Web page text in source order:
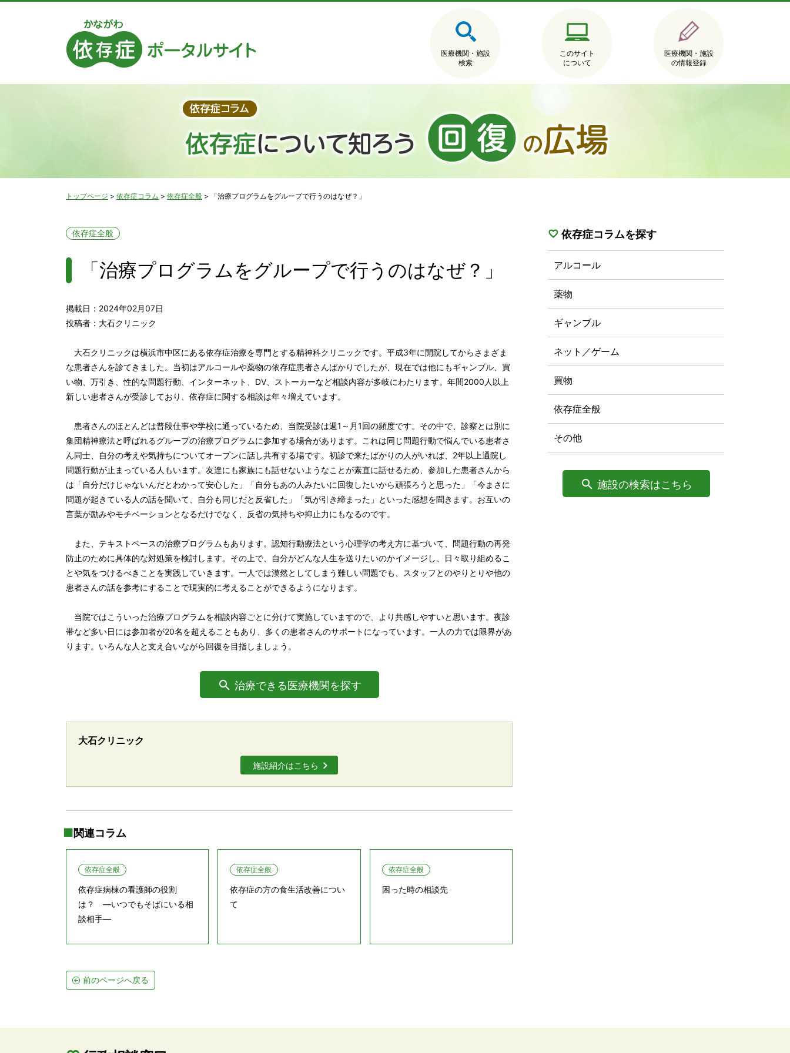
医療機関・施設
検索
このサイト
について
医療機関・施設
の情報登録
トップページ > 依存症コラム > 依存症全般 > 「治療プログラムをグループで行うのはなぜ？」
依存症全般
「治療プログラムをグループで行うのはなぜ？」
掲載日：2024年02月07日
投稿者：大石クリニック
大石クリニックは横浜市中区にある依存症治療を専門とする精神科クリニックです。平成3年に開院してからさまざま
な患者さんを診てきました。当初はアルコールや薬物の依存症患者さんばかりでしたが、現在では他にもギャンブル、買
い物、万引き、性的な問題行動、インターネット、DV、ストーカーなど相談内容が多岐にわたります。年間2000人以上
新しい患者さんが受診しており、依存症に関する相談は年々増えています。
患者さんのほとんどは普段仕事や学校に通っているため、当院受診は週1～月1回の頻度です。その中で、診察とは別に
集団精神療法と呼ばれるグループの治療プログラムに参加する場合があります。これは同じ問題行動で悩んでいる患者さ
ん同士、自分の考えや気持ちについてオープンに話し共有する場です。初診で来たばかりの人がいれば、2年以上通院し
問題行動が止まっている人もいます。友達にも家族にも話せないようなことが素直に話せるため、参加した患者さんから
は「自分だけじゃないんだとわかって安心した」「自分もあの人みたいに回復したいから頑張ろうと思った」「今まさに
問題が起きている人の話を聞いて、自分も同じだと反省した」「気が引き締まった」といった感想を聞きます。お互いの
言葉が励みやモチベーションとなるだけでなく、反省の気持ちや抑止力にもなるのです。
また、テキストベースの治療プログラムもあります。認知行動療法という心理学の考え方に基づいて、問題行動の再発
防止のために具体的な対処策を検討します。その上で、自分がどんな人生を送りたいのかイメージし、日々取り組めるこ
とや気をつけるべきことを実践していきます。一人では漠然としてしまう難しい問題でも、スタッフとのやりとりや他の
患者さんの話を参考にすることで現実的に考えることができるようになります。
当院ではこういった治療プログラムを相談内容ごとに分けて実施していますので、より共感しやすいと思います。夜診
帯など多い日には参加者が20名を超えることもあり、多くの患者さんのサポートになっています。一人の力では限界があ
ります。いろんな人と支え合いながら回復を目指しましょう。
治療できる医療機関を探す
大石クリニック
施設紹介はこちら
関連コラム
依存症全般
依存症病棟の看護師の役割
は？ ―いつでもそばにいる相
談相手―
依存症全般
依存症の方の食生活改善につい
て
依存症全般
困った時の相談先
前のページへ戻る
依存症コラムを探す
アルコール
薬物
ギャンブル
ネット／ゲーム
買物
依存症全般
その他
施設の検索はこちら